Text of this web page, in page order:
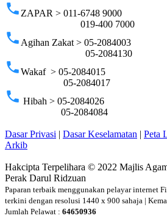
phone ZAPAR > 011-6748 9000
019-400 7000
phone Agihan Zakat > 05-2084003
05-2084130
phoneWakaf > 05-2084015
05-2084017
phone Hibah > 05-2084026
05-2084084
Dasar Privasi | Dasar Keselamatan | Peta
Arkib
Hakcipta Terpelihara © 2022 Majlis
Perak Darul Ridzuan
Paparan terbaik menggunakan pelayar internet
terkini dengan resolusi 1440 x 900 sahaja |
Jumlah Pelawat : 64650936